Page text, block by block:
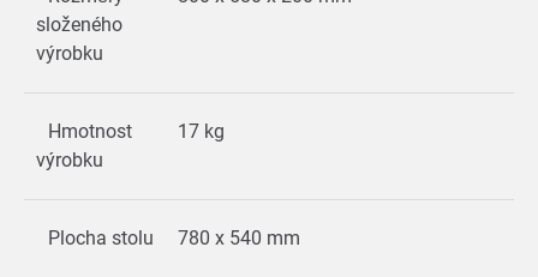
složeného
výrobku
Hmotnost
výrobku
17 kg
Plocha stolu 780 x 540 mm